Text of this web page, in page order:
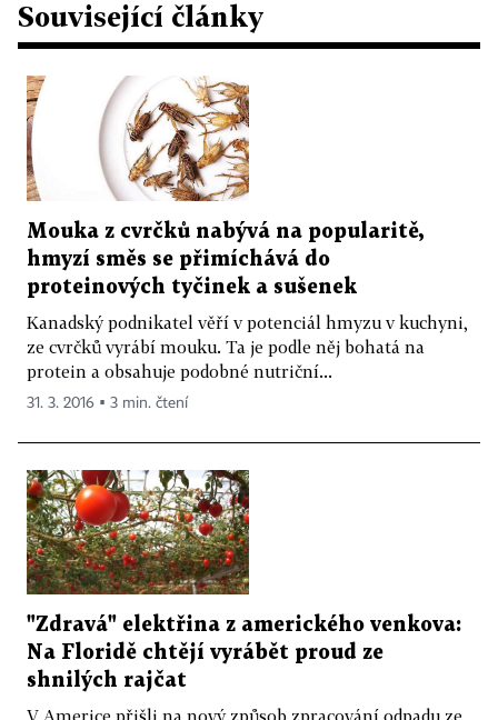
Související články
Mouka z cvrčků nabývá na popularitě,
hmyzí směs se přimíchává do
proteinových tyčinek a sušenek
Kanadský podnikatel věří v potenciál hmyzu v kuchyni,
ze cvrčků vyrábí mouku. Ta je podle něj bohatá na
protein a obsahuje podobné nutriční...
31. 3. 2016 ▪ 3 min. čtení
"Zdravá" elektřina z amerického venkova:
Na Floridě chtějí vyrábět proud ze
shnilých rajčat
V Americe přišli na nový způsob zpracování odpadu ze